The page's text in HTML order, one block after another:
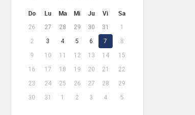
Do Lu Ma Mi Ju Vi Sa
26 27 28 29 30 31
1
2
3 4 5 6 7
8
9
10 11 12 13 14
15
16
17 18 19 20 21
22
23
24 25 26 27 28
29
30
31 1 2 3 4 5